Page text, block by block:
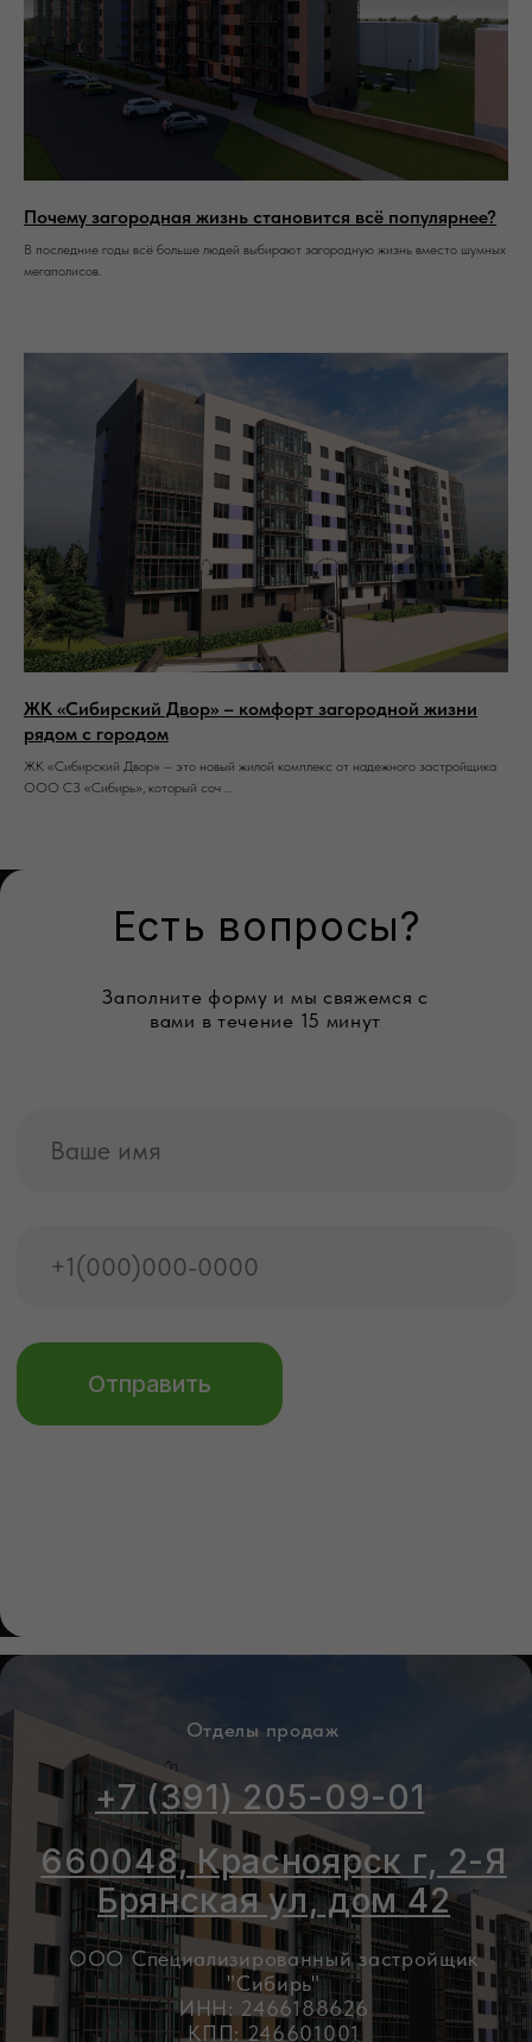
Почему загородная жизнь становится всё популярнее?
В последние годы всё больше людей выбирают загородную жизнь вместо шумных
мегаполисов.
ЖК «Сибирский Двор» – комфорт загородной жизни
рядом с городом
ЖК «Сибирский Двор» – это новый жилой комплекс от надежного застройщика
ООО СЗ «Сибирь», который соч ...